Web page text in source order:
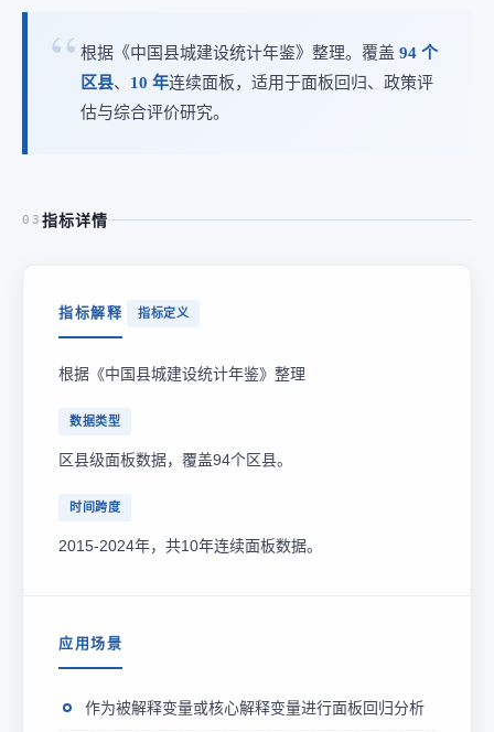
根据《中国县城建设统计年鉴》整理。覆盖 94 个
区县、 10 年连续面板，适用于面板回归、政策评
估与综合评价研究。
03 指标详情
指标解释 指标定义
根据《中国县城建设统计年鉴》整理
数据类型
区县级面板数据，覆盖94个区县。
时间跨度
2015-2024年，共10年连续面板数据。
应用场景
作为被解释变量或核心解释变量进行面板回归分析